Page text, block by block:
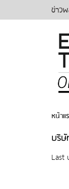
ข่าว
หน้าแ
บริ
Last